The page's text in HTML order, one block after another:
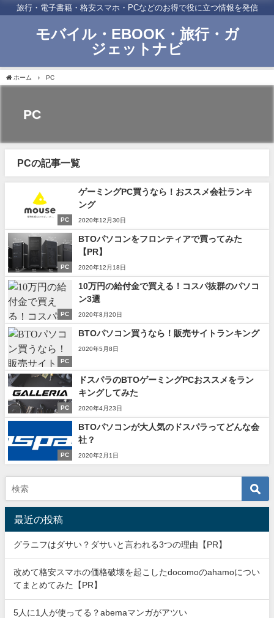
旅行・電子書籍・格安スマホ・PCなどのお得で役に立つ情報を発信
モバイル・EBOOK・旅行・ガ
ジェットナビ
ホーム PC
PC
PCの記事一覧
PC
ゲーミングPC買うなら！おススメ会社ランキ
ング
2020年12月30日
PC
BTOパソコンをフロンティアで買ってみた
【PR】
2020年12月18日
PC
10万円の給付金で買える！コスパ抜群のパソコ
ン3選
2020年8月20日
PC
BTOパソコン買うなら！販売サイトランキング
2020年5月8日
PC
ドスパラのBTOゲーミングPCおススメをラン
キングしてみた
2020年4月23日
PC
BTOパソコンが大人気のドスパラってどんな会
社？
2020年2月1日
最近の投稿
グラニフはダサい？ダサいと言われる3つの理由【PR】
改めて格安スマホの価格破壊を起こしたdocomoのahamoについ
てまとめてみた【PR】
5人に1人が使ってる？abemaマンガがアツい